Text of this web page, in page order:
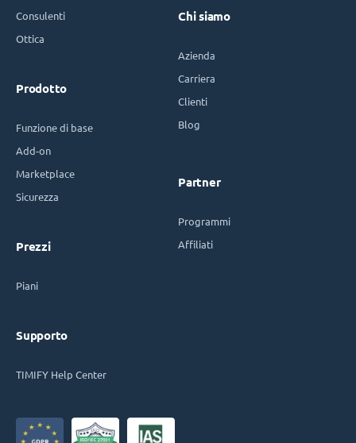
Consulenti
Ottica
Prodotto
Funzione di base
Add-on
Marketplace
Sicurezza
Prezzi
Piani
Supporto
TIMIFY Help Center
Chi siamo
Azienda
Carriera
Clienti
Blog
Partner
Programmi
Affiliati